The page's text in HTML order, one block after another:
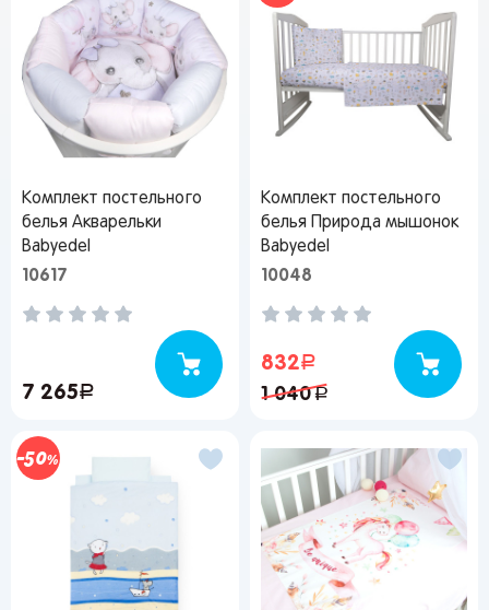
Комплект постельного
белья Акварельки
Babyedel
10617
7 265руб.
Комплект постельного
белья Природа мышонок
Babyedel
10048
832руб.
1 040руб.
50